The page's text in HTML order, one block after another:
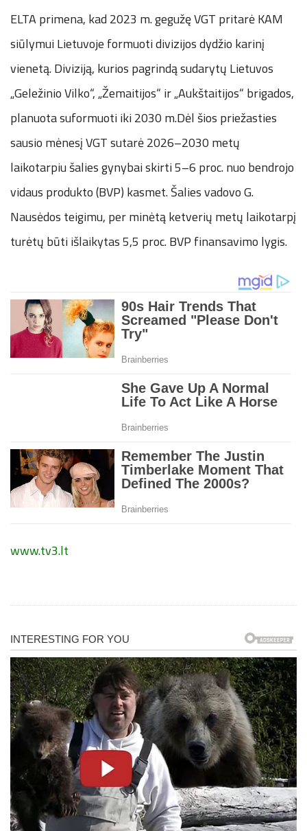
ELTA primena, kad 2023 m. gegužę VGT pritarė KAM
siūlymui Lietuvoje formuoti divizijos dydžio karinį
vienetą. Diviziją, kurios pagrindą sudarytų Lietuvos
„Geležinio Vilko“, „Žemaitijos“ ir „Aukštaitijos“ brigados,
planuota suformuoti iki 2030 m.Dėl šios priežasties
sausio mėnesį VGT sutarė 2026–2030 metų
laikotarpiu šalies gynybai skirti 5–6 proc. nuo bendrojo
vidaus produkto (BVP) kasmet. Šalies vadovo G.
Nausėdos teigimu, per minėtą ketverių metų laikotarpį
turėtų būti išlaikytas 5,5 proc. BVP finansavimo lygis.
www.tv3.lt